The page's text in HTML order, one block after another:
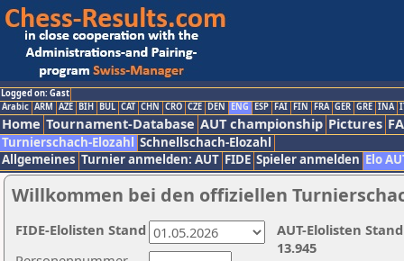
Logged on: Gast
Arabic ARM AZE BIH BUL CAT CHN CRO CZE DEN ENG ESP FAI FIN FRA GER GRE INA
Home Tournament-Database AUT championship Pictures
Turnierschach-Elozahl Schnellschach-Elozahl
Allgemeines Turnier anmelden: AUT FIDE Spieler anmelden Elo
Willkommen bei den offiziellen
AUT-Elolisten
13.945
FIDE-Elolisten Stand